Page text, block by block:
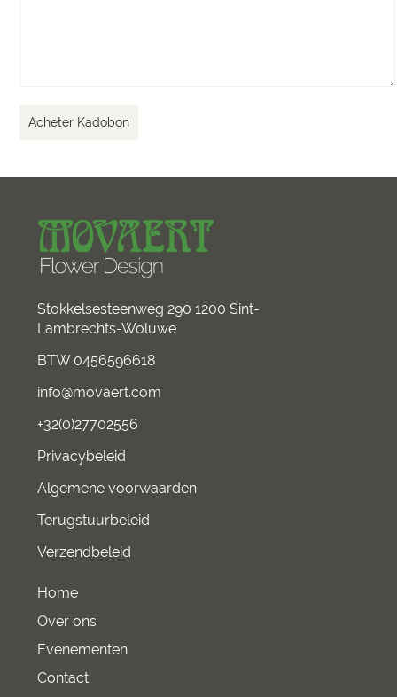
Acheter Kadobon
Stokkelsesteenweg 290 1200 Sint-
Lambrechts-Woluwe
BTW 0456596618
info@movaert.com
+32(0)27702556
Privacybeleid
Algemene voorwaarden
Terugstuurbeleid
Verzendbeleid
Home
Over ons
Evenementen
Contact